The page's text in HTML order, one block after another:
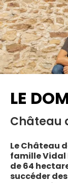
LE
Château
Le Château
famille Vidal
de 64
succéder